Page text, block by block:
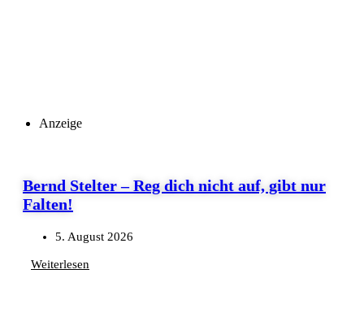
Anzeige
Bernd Stelter – Reg dich nicht auf, gibt nur
Falten!
5. August 2026
Weiterlesen